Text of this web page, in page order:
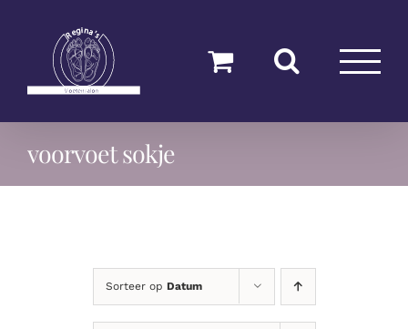
voorvoet sokje
Sorteer op Datum